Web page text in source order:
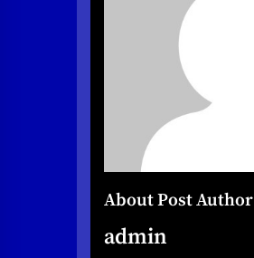
About Post Author
admin